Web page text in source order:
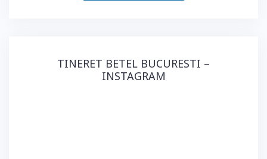
TINERET BETEL BUCURESTI –
INSTAGRAM